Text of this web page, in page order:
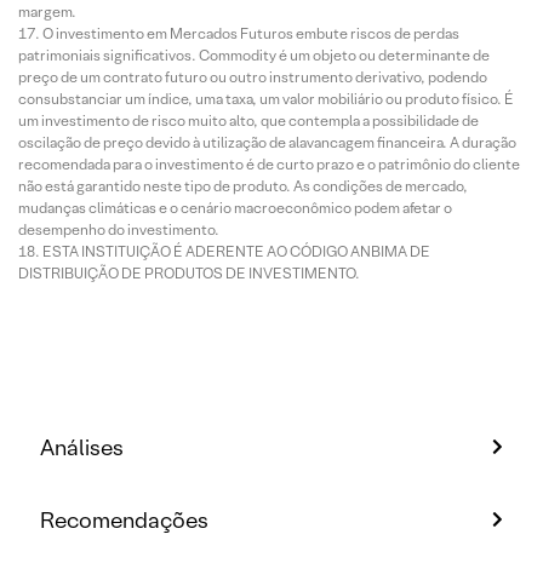
margem.
O investimento em Mercados Futuros embute riscos de perdas
patrimoniais significativos. Commodity é um objeto ou determinante de
preço de um contrato futuro ou outro instrumento derivativo, podendo
consubstanciar um índice, uma taxa, um valor mobiliário ou produto físico. É
um investimento de risco muito alto, que contempla a possibilidade de
oscilação de preço devido à utilização de alavancagem financeira. A duração
recomendada para o investimento é de curto prazo e o patrimônio do cliente
não está garantido neste tipo de produto. As condições de mercado,
mudanças climáticas e o cenário macroeconômico podem afetar o
desempenho do investimento.
ESTA INSTITUIÇÃO É ADERENTE AO CÓDIGO ANBIMA DE
DISTRIBUIÇÃO DE PRODUTOS DE INVESTIMENTO.
Análises
Recomendações